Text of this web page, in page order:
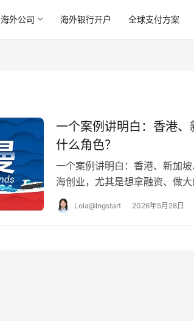
海外公司 海外银行开户 全球支付方案
一个案例讲明白：香港
什么角色？
一个案例讲明白：香港、新加
海创业，尤其是想拿融资、做
字困扰。张三的 “智云科技” 就
Lola@Ingstart 2026年5月28日